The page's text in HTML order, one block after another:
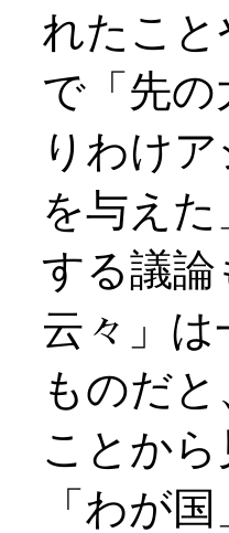
れたこと
で「先
りわけ
を与え
する議
云々」は
ものだ
ことか
「わが